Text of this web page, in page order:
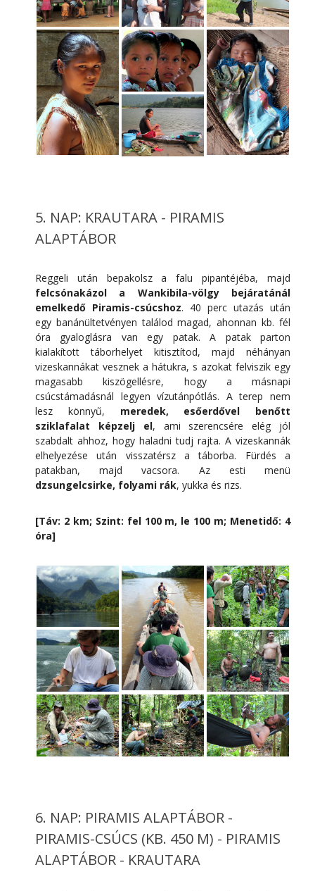
5. NAP: KRAUTARA - PIRAMIS
ALAPTÁBOR
Reggeli után bepakolsz a falu pipantéjéba, majd
felcsónakázol a Wankibila-völgy bejáratánál
emelkedő Piramis-csúcshoz. 40 perc utazás után
egy banánültetvényen találod magad, ahonnan kb. fél
óra gyaloglásra van egy patak. A patak parton
kialakított táborhelyet kitisztítod, majd néhányan
vizeskannákat vesznek a hátukra, s azokat felviszik egy
magasabb kiszögellésre, hogy a másnapi
csúcstámadásnál legyen vízutánpótlás. A terep nem
lesz könnyű, meredek, esőerdővel benőtt
sziklafalat képzelj el, ami szerencsére elég jól
szabdalt ahhoz, hogy haladni tudj rajta. A vizeskannák
elhelyezése után visszatérsz a táborba. Fürdés a
patakban, majd vacsora. Az esti menü
dzsungelcsirke, folyami rák, yukka és rizs.
[Táv: 2 km; Szint: fel 100 m, le 100 m; Menetidő: 4
óra]
6. NAP: PIRAMIS ALAPTÁBOR -
PIRAMIS-CSÚCS (KB. 450 M) - PIRAMIS
ALAPTÁBOR - KRAUTARA